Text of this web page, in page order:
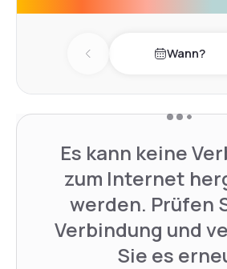
Previous day Wann?
Es kann keine
zum Internet
werden. Prüfen
Verbindung und
Sie es